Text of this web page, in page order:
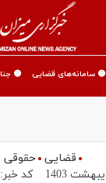
🟡 سامانه‌های قضایی 🟡
قضایی حقوقی
کد